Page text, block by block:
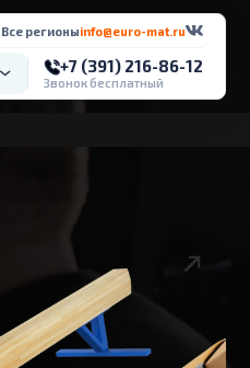
Все регионыinfo@euro-mat.ru
+7 (391) 216-86-12
Звонок бесплатный